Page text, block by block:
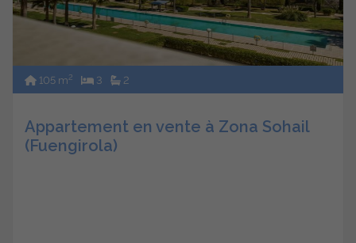
105 m2 3 2
Appartement en vente à Zona Sohail
(Fuengirola)